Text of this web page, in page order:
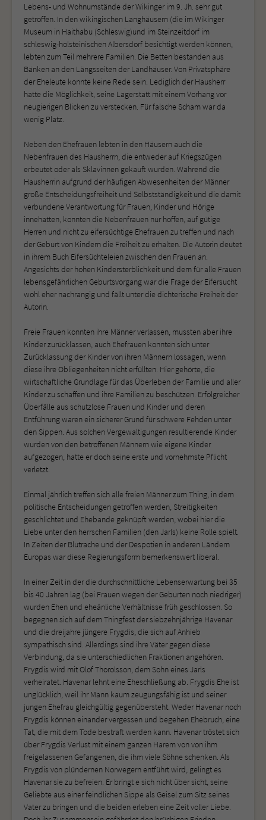
Lebens- und Wohnumstände der Wikinger im 9. Jh. sehr gut
getroffen. In den wikingischen Langhäusern (die im Wikinger
Museum in Haithabu (Schleswig)und im Steinzeitdorf im
schleswig-holsteinischen Albersdorf besichtigt werden können,
lebten zum Teil mehrere Familien. Die Betten bestanden aus
Bänken an den Längsseiten der Landhäuser. Von Privatsphäre
der Eheleute konnte keine Rede sein. Lediglich der Hausherr
hatte die Möglichkeit, seine Lagerstatt mit einem Vorhang vor
neugierigen Blicken zu verstecken. Für falsche Scham war da
wenig Platz.
Neben den Ehefrauen lebten in den Häusern auch die
Nebenfrauen des Hausherrn, die entweder auf Kriegszügen
erbeutet oder als Sklavinnen gekauft wurden. Während die
Hausherrin aufgrund der häufigen Abwesenheiten der Männer
große Entscheidungsfreiheit und Selbstständigkeit und die damit
verbundene Verantwortung für Frauen, Kinder und Hörige
innehatten, konnten die Nebenfrauen nur hoffen, auf gütige
Herren und nicht zu eifersüchtige Ehefrauen zu treffen und nach
der Geburt von Kindern die Freiheit zu erhalten. Die Autorin deutet
in ihrem Buch Eifersüchteleien zwischen den Frauen an.
Angesichts der hohen Kindersterblichkeit und dem für alle Frauen
lebensgefährlichen Geburtsvorgang war die Frage der Eifersucht
wohl eher nachrangig und fällt unter die dichterische Freiheit der
Autorin.
Freie Frauen konnten ihre Männer verlassen, mussten aber ihre
Kinder zurücklassen, auch Ehefrauen konnten sich unter
Zurücklassung der Kinder von ihren Männern lossagen, wenn
diese ihre Obliegenheiten nicht erfüllten. Hier gehörte, die
wirtschaftliche Grundlage für das Überleben der Familie und aller
Kinder zu schaffen und ihre Familien zu beschützen. Erfolgreicher
Überfälle aus schutzlose Frauen und Kinder und deren
Entführung waren ein sicherer Grund für schwere Fehden unter
den Sippen. Aus solchen Vergewaltigungen resultierende Kinder
wurden von den betroffenen Männern wie eigene Kinder
aufgezogen, hatte er doch seine erste und vornehmste Pflicht
verletzt.
Einmal jährlich treffen sich alle freien Männer zum Thing, in dem
politische Entscheidungen getroffen werden, Streitigkeiten
geschlichtet und Ehebande geknüpft werden, wobei hier die
Liebe unter den herrschen Familien (den Jarls) keine Rolle spielt.
In Zeiten der Blutrache und der Despotien in anderen Ländern
Europas war diese Regierungsform bemerkenswert liberal.
In einer Zeit in der die durchschnittliche Lebenserwartung bei 35
bis 40 Jahren lag (bei Frauen wegen der Geburten noch niedriger)
wurden Ehen und eheänliche Verhältnisse früh geschlossen. So
begegnen sich auf dem Thingfest der siebzehnjährige Havenar
und die dreijahre jüngere Frygdis, die sich auf Anhieb
sympathisch sind. Allerdings sind ihre Väter gegen diese
Verbindung, da sie unterschiedlichen Fraktionen angehören.
Frygdis wird mit Olof Thorolsson, dem Sohn eines Jarls
verheiratet. Havenar lehnt eine Eheschließung ab. Frygdis Ehe ist
unglücklich, weil ihr Mann kaum zeugungsfähig ist und seiner
jungen Ehefrau gleichgültig gegenübersteht. Weder Havenar noch
Frygdis können einander vergessen und begehen Ehebruch, eine
Tat, die mit dem Tode bestraft werden kann. Havenar tröstet sich
über Frygdis Verlust mit einem ganzen Harem von von ihm
freigelassenen Gefangenen, die ihm viele Söhne schenken. Als
Frygdis von plündernen Norwegern entführt wird, gelingt es
Havenar sie zu befreien. Er bringt e sich nicht über sicht, seine
Geliebte aus einer feindlichen Sippe als Geisel zum Sitz seines
Vater zu bringen und die beiden erleben eine Zeit voller Liebe.